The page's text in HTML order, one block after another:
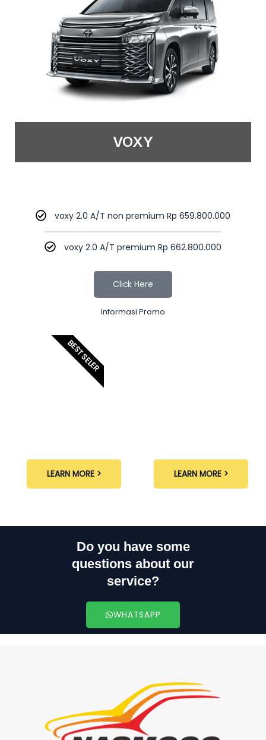
VOXY
voxy 2.0 A/T non premium Rp 659.800.000
voxy 2.0 A/T premium Rp 662.800.000
Click Here
Informasi Promo
BEST SELER
Eksterior
LEARN MORE > LEARN MORE >
Do you have some
questions about our
service?
WHATSAPP